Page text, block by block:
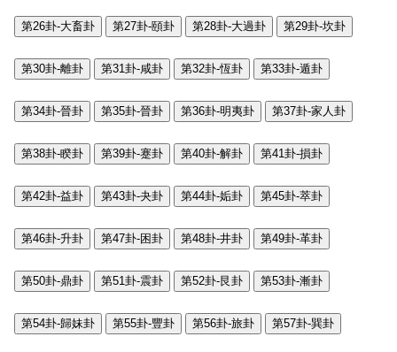
第26卦-大畜卦 第27卦-頤卦 第28卦-大過卦 第29卦-坎卦
第30卦-離卦 第31卦-咸卦 第32卦-恆卦 第33卦-遁卦
第34卦-晉卦 第35卦-晉卦 第36卦-明夷卦 第37卦-家人卦
第38卦-睽卦 第39卦-蹇卦 第40卦-解卦 第41卦-損卦
第42卦-益卦 第43卦-夬卦 第44卦-姤卦 第45卦-萃卦
第46卦-升卦 第47卦-困卦 第48卦-井卦 第49卦-革卦
第50卦-鼎卦 第51卦-震卦 第52卦-艮卦 第53卦-漸卦
第54卦-歸妹卦 第55卦-豐卦 第56卦-旅卦 第57卦-巽卦